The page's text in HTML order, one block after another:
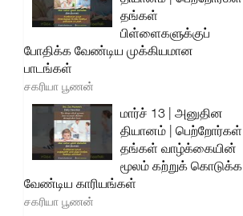
தங்கள்
பிள்ளைகளுக்குப்
போதிக்க வேண்டிய முக்கியமான
பாடங்கள்
சகரியா பூணன்
மார்ச் 13 | அனுதின
தியானம் | பெற்றோர்கள்
தங்கள் வாழ்க்கையின்
மூலம் கற்றுக் கொடுக்க
வேண்டிய காரியங்கள்
சகரியா பூணன்